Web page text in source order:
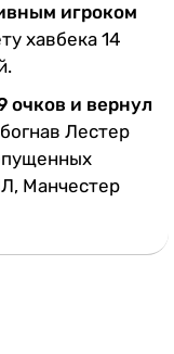
игроком
хавбека 14
и вернул
Лестер
Манчестер